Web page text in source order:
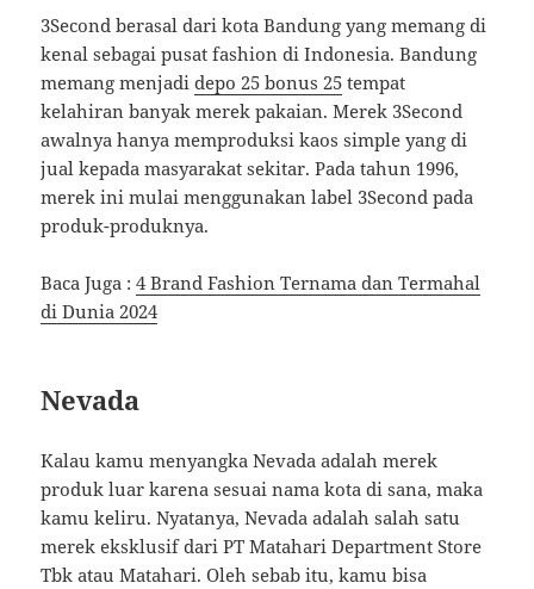
3Second berasal dari kota Bandung yang memang di
kenal sebagai pusat fashion di Indonesia. Bandung
memang menjadidepo 25 bonus 25 tempat
kelahiran banyak merek pakaian. Merek 3Second
awalnya hanya memproduksi kaos simple yang di
jual kepada masyarakat sekitar. Pada tahun 1996,
merek ini mulai menggunakan label 3Second pada
produk-produknya.
Baca Juga :4 Brand Fashion Ternama dan Termahal
di Dunia 2024
Nevada
Kalau kamu menyangka Nevada adalah merek
produk luar karena sesuai nama kota di sana, maka
kamu keliru. Nyatanya, Nevada adalah salah satu
merek eksklusif dari PT Matahari Department Store
Tbk atau Matahari. Oleh sebab itu, kamu bisa